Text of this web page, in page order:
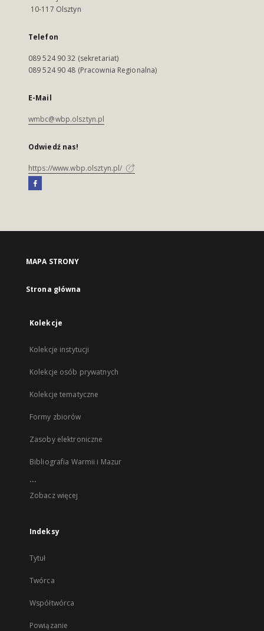
10-117 Olsztyn
Telefon
089 524 90 32 (sekretariat)
089 524 90 48 (Pracownia Regionalna)
E-Mail
wmbc@wbp.olsztyn.pl
Odwiedź nas!
https://www.wbp.olsztyn.pl/
MAPA STRONY
Strona główna
Kolekcje
Kolekcje instytucji
Kolekcje osób prywatnych
Kolekcje tematyczne
Formy zbiorów
Zasoby elektroniczne
Bibliografia Warmii i Mazur
...
Zobacz więcej
Indeksy
Tytuł
Twórca
Współtwórca
Powiązanie